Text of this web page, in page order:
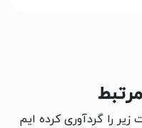
را گردآوری کرده ایم